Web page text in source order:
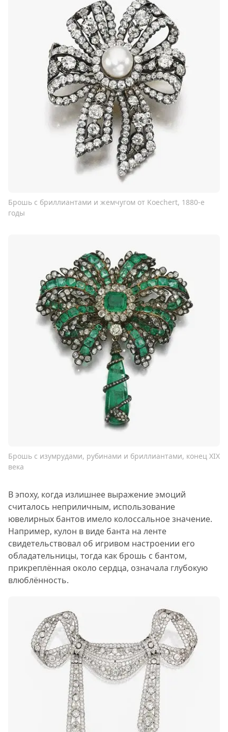
Брошь с бриллиантами и жемчугом от Koechert, 1880-е
годы
Брошь с изумрудами, рубинами и бриллиантами, конец XIX
века
В эпоху, когда излишнее выражение эмоций
считалось неприличным, использование
ювелирных бантов имело колоссальное значение.
Например, кулон в виде банта на ленте
свидетельствовал об игривом настроении его
обладательницы, тогда как брошь с бантом,
прикреплённая около сердца, означала глубокую
влюблённость.